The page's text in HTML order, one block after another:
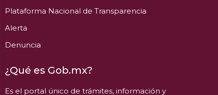
Plataforma Nacional de Transparencia
Alerta
Denuncia
¿Qué es Gob.mx?
Es el portal único de trámites, información y